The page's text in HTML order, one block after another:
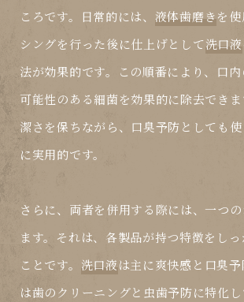
ころです。日常的には、 液体歯磨きを
シングを行った後に仕上げとして洗口液
法が効果的です。この順番により、口内
可能性のある細菌を効果的に除去でき
潔さを保ちながら、口臭予防としても
に実用的です。
さらに、両者を併用する際には、一つ
ます。それは、各製品が持つ特徴をし
ことです。 洗口液は主に爽快感と口臭
は歯のクリーニングと虫歯予防に特化